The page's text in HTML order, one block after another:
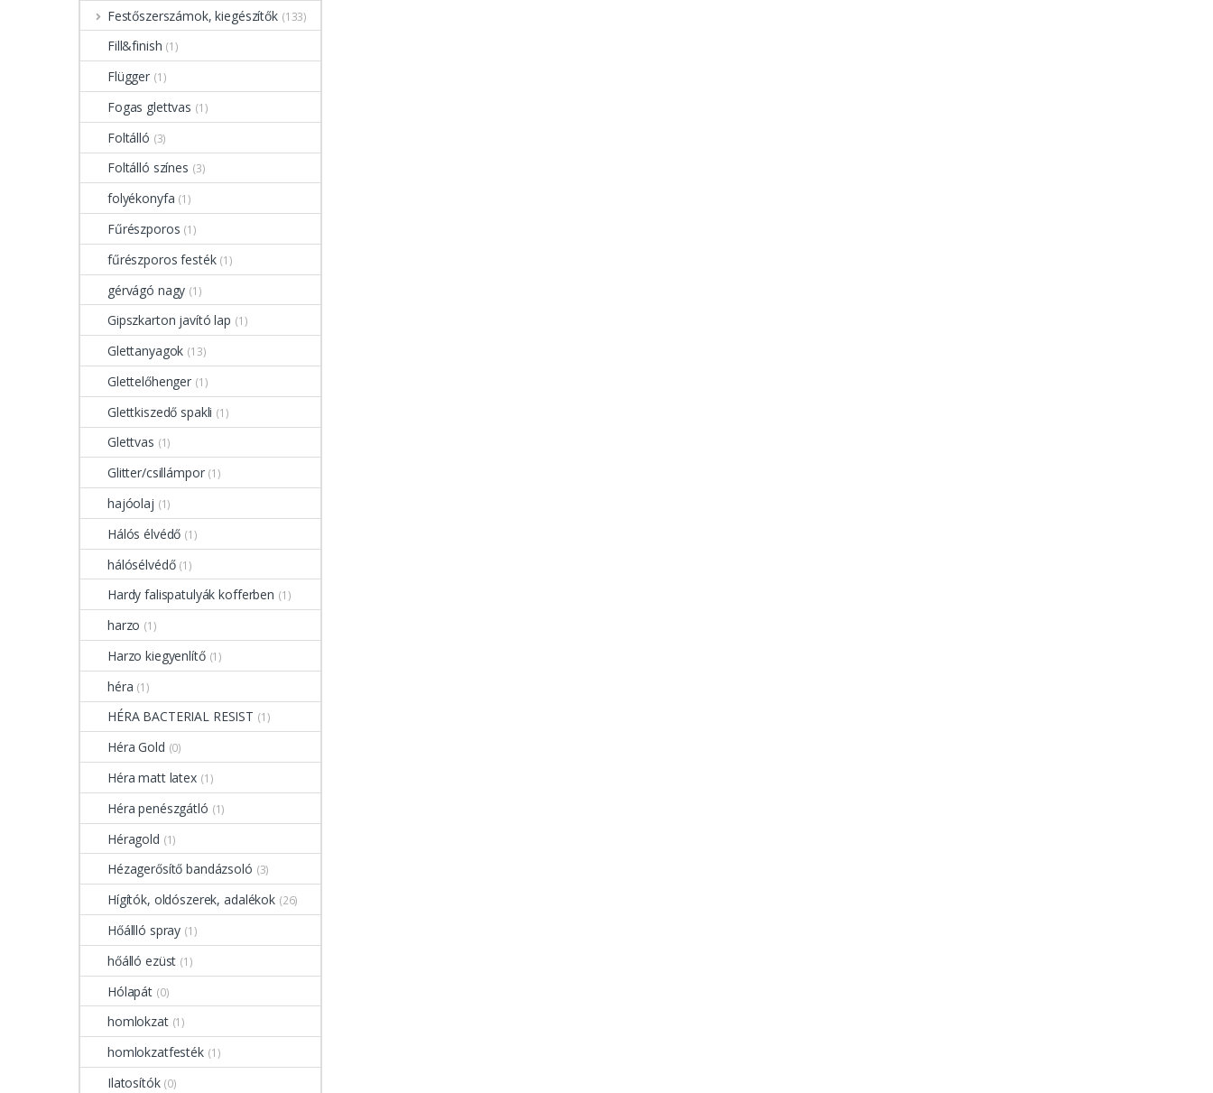
Festőszerszámok, kiegészítők (133)
Fill&finish (1)
Flügger (1)
Fogas glettvas (1)
Foltálló (3)
Foltálló színes (3)
folyékonyfa (1)
Fűrészporos (1)
fűrészporos festék (1)
gérvágó nagy (1)
Gipszkarton javító lap (1)
Glettanyagok (13)
Glettelőhenger (1)
Glettkiszedő spakli (1)
Glettvas (1)
Glitter/csillámpor (1)
hajóolaj (1)
Hálós élvédő (1)
hálósélvédő (1)
Hardy falispatulyák kofferben (1)
harzo (1)
Harzo kiegyenlítő (1)
héra (1)
HÉRA BACTERIAL RESIST (1)
Héra Gold (0)
Héra matt latex (1)
Héra penészgátló (1)
Héragold (1)
Hézagerősítő bandázsoló (3)
Hígítók, oldószerek, adalékok (26)
Hőállló spray (1)
hőálló ezüst (1)
Hólapát (0)
homlokzat (1)
homlokzatfesték (1)
Ilatosítók (0)